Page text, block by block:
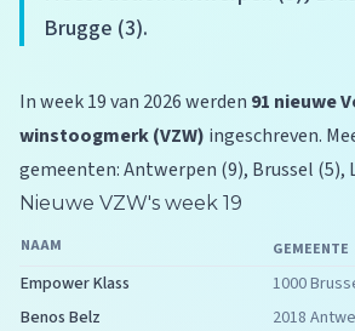
Brugge (3).
In week 19 van 2026 werden 91 nieuwe
winstoogmerk (VZW) ingeschreven.
gemeenten: Antwerpen (9), Brussel (5),
Nieuwe VZW's week 19
NAAM GEMEENTE
Empower Klass 1000
Benos Belz
2018